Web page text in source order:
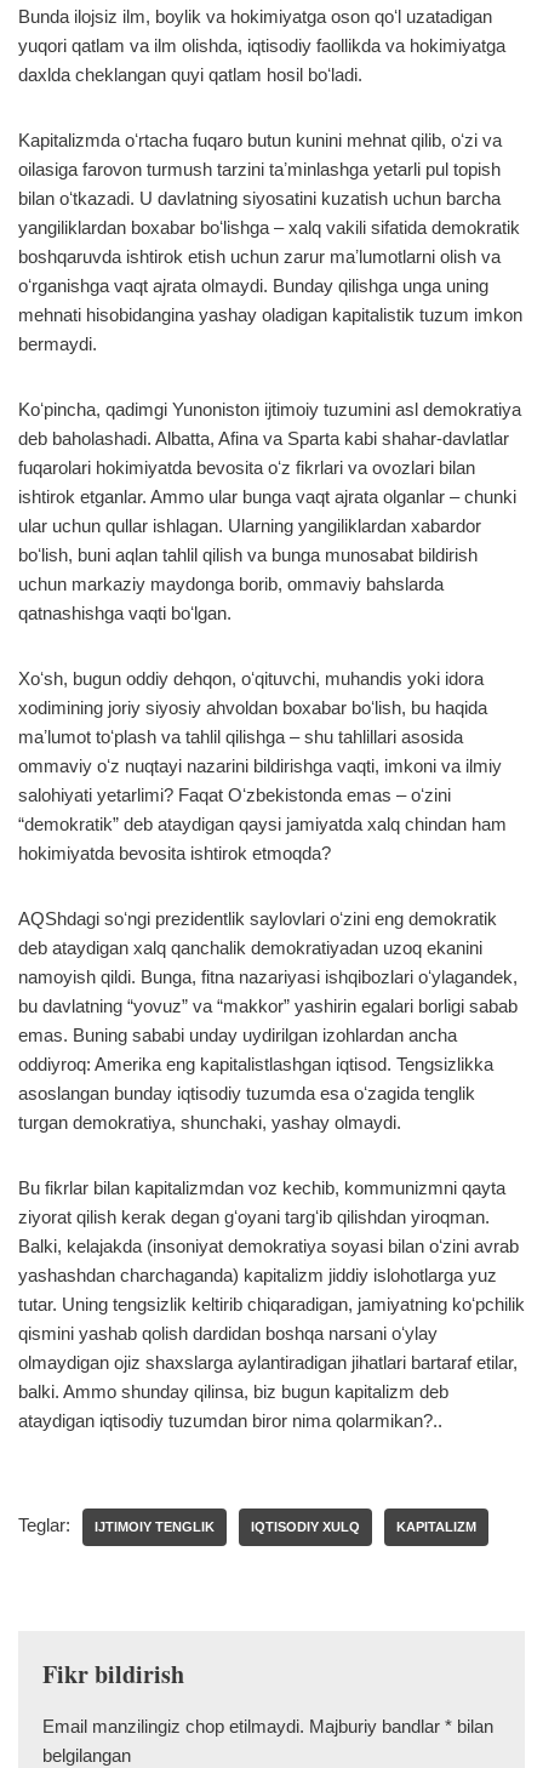
Bunda ilojsiz ilm, boylik va hokimiyatga oson qoʻl uzatadigan
yuqori qatlam va ilm olishda, iqtisodiy faollikda va hokimiyatga
daxlda cheklangan quyi qatlam hosil boʻladi.
Kapitalizmda oʻrtacha fuqaro butun kunini mehnat qilib, oʻzi va
oilasiga farovon turmush tarzini taʼminlashga yetarli pul topish
bilan oʻtkazadi. U davlatning siyosatini kuzatish uchun barcha
yangiliklardan boxabar boʻlishga – xalq vakili sifatida demokratik
boshqaruvda ishtirok etish uchun zarur maʼlumotlarni olish va
oʻrganishga vaqt ajrata olmaydi. Bunday qilishga unga uning
mehnati hisobidangina yashay oladigan kapitalistik tuzum imkon
bermaydi.
Koʻpincha, qadimgi Yunoniston ijtimoiy tuzumini asl demokratiya
deb baholashadi. Albatta, Afina va Sparta kabi shahar-davlatlar
fuqarolari hokimiyatda bevosita oʻz fikrlari va ovozlari bilan
ishtirok etganlar. Ammo ular bunga vaqt ajrata olganlar – chunki
ular uchun qullar ishlagan. Ularning yangiliklardan xabardor
boʻlish, buni aqlan tahlil qilish va bunga munosabat bildirish
uchun markaziy maydonga borib, ommaviy bahslarda
qatnashishga vaqti boʻlgan.
Xoʻsh, bugun oddiy dehqon, oʻqituvchi, muhandis yoki idora
xodimining joriy siyosiy ahvoldan boxabar boʻlish, bu haqida
maʼlumot toʻplash va tahlil qilishga – shu tahlillari asosida
ommaviy oʻz nuqtayi nazarini bildirishga vaqti, imkoni va ilmiy
salohiyati yetarlimi? Faqat Oʻzbekistonda emas – oʻzini
“demokratik” deb ataydigan qaysi jamiyatda xalq chindan ham
hokimiyatda bevosita ishtirok etmoqda?
AQShdagi soʻngi prezidentlik saylovlari oʻzini eng demokratik
deb ataydigan xalq qanchalik demokratiyadan uzoq ekanini
namoyish qildi. Bunga, fitna nazariyasi ishqibozlari oʻylagandek,
bu davlatning “yovuz” va “makkor” yashirin egalari borligi sabab
emas. Buning sababi unday uydirilgan izohlardan ancha
oddiyroq: Amerika eng kapitalistlashgan iqtisod. Tengsizlikka
asoslangan bunday iqtisodiy tuzumda esa oʻzagida tenglik
turgan demokratiya, shunchaki, yashay olmaydi.
Bu fikrlar bilan kapitalizmdan voz kechib, kommunizmni qayta
ziyorat qilish kerak degan gʻoyani targʻib qilishdan yiroqman.
Balki, kelajakda (insoniyat demokratiya soyasi bilan oʻzini avrab
yashashdan charchaganda) kapitalizm jiddiy islohotlarga yuz
tutar. Uning tengsizlik keltirib chiqaradigan, jamiyatning koʻpchilik
qismini yashab qolish dardidan boshqa narsani oʻylay
olmaydigan ojiz shaxslarga aylantiradigan jihatlari bartaraf etilar,
balki. Ammo shunday qilinsa, biz bugun kapitalizm deb
ataydigan iqtisodiy tuzumdan biror nima qolarmikan?..
Teglar: IJTIMOIY TENGLIK IQTISODIY XULQ KAPITALIZM
Fikr bildirish
Email manzilingiz chop etilmaydi. Majburiy bandlar * bilan
belgilangan